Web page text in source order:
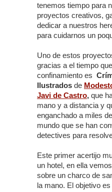
tenemos tiempo para
proyectos creativos,
dedicar a nuestros
para cuidarnos un
Uno de estos
gracias a el tiempo
confinamiento es
Ilustrados de
Javi de Castro, que
mano y a distancia y
enganchado a miles
mundo que se han
detectives para
Este primer acertijo
un hotel, en ella
sobre un charco de
la mano. El objetivo